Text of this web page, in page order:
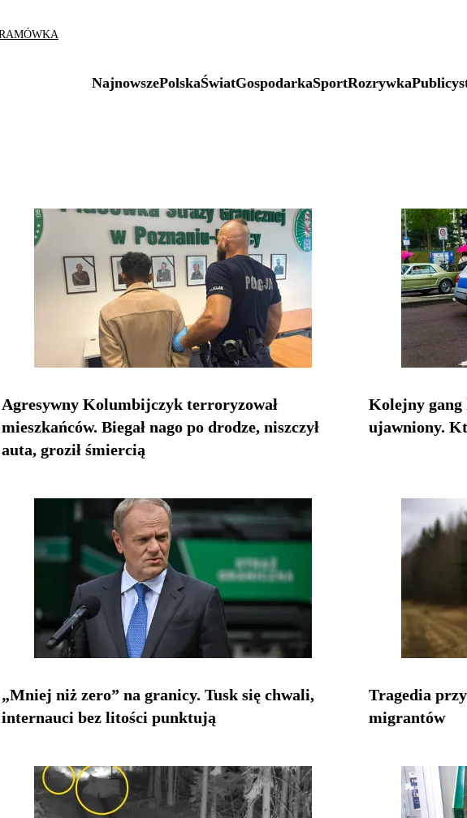
NajnowszePolskaŚwiatGospodarkaSportRozrywka
Agresywny Kolumbijczyk terroryzował
mieszkańców. Biegał nago po drodze, niszczył
auta, groził śmiercią
Kolejny gang
ujawniony.
„Mniej niż zero” na granicy. Tusk się chwali,
internauci bez litości punktują
Tragedia
migrantów